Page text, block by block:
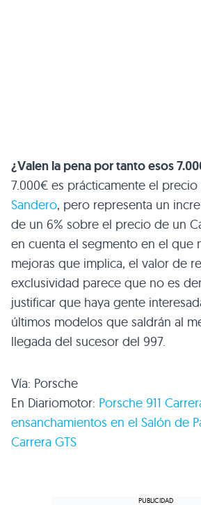
¿Valen la pena por tanto esos
7.000€ es prácticamente el
Sandero, pero representa un
de un 6% sobre el precio de un
en cuenta el segmento en el que
mejoras que implica, el valor de
exclusividad parece que no es
justificar que haya gente
últimos modelos que saldrán al
llegada del sucesor del 997.
Vía: Porsche
En Diariomotor: Porsche 911
ensanchamientos en el Salón de
Carrera GTS